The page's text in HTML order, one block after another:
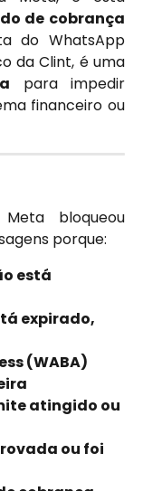
de cobrança
do WhatsApp
da Clint, é uma
para impedir
financeiro ou
bloqueou
porque:
está
expirado,
(WABA)
atingido ou
ou foi